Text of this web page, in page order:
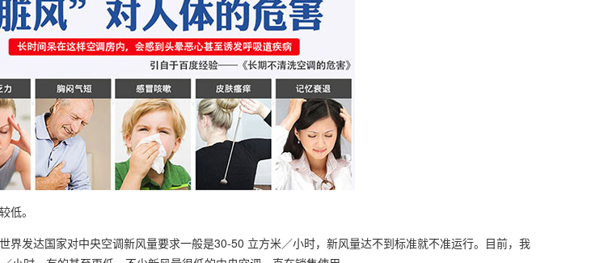
低。
界发达国家对中央空调新风量要求一般是30-50 立方米／小时，新风量达不到标准就不准运行。目前，我